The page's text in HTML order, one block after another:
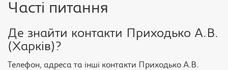
Часті питання
Де знайти контакти Приходько А.В.
(Харків)?
Телефон, адреса та інші контакти Приходько А.В.